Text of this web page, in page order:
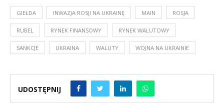
GIEŁDA INWAZJA ROSJI NA UKRAINĘ MAIN ROSJA
RUBEL RYNEK FINANSOWY RYNEK WALUTOWY
SANKCJE UKRAINA WALUTY WOJNA NA UKRAINIE
UDOSTĘPNIJ